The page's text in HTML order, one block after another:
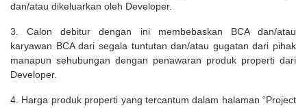
dan/atau dikeluarkan oleh Developer.
3. Calon debitur dengan ini membebaskan BCA dan/atau
karyawan BCA dari segala tuntutan dan/atau gugatan dari pihak
manapun sehubungan dengan penawaran produk properti dari
Developer.
4. Harga produk properti yang tercantum dalam halaman “Project